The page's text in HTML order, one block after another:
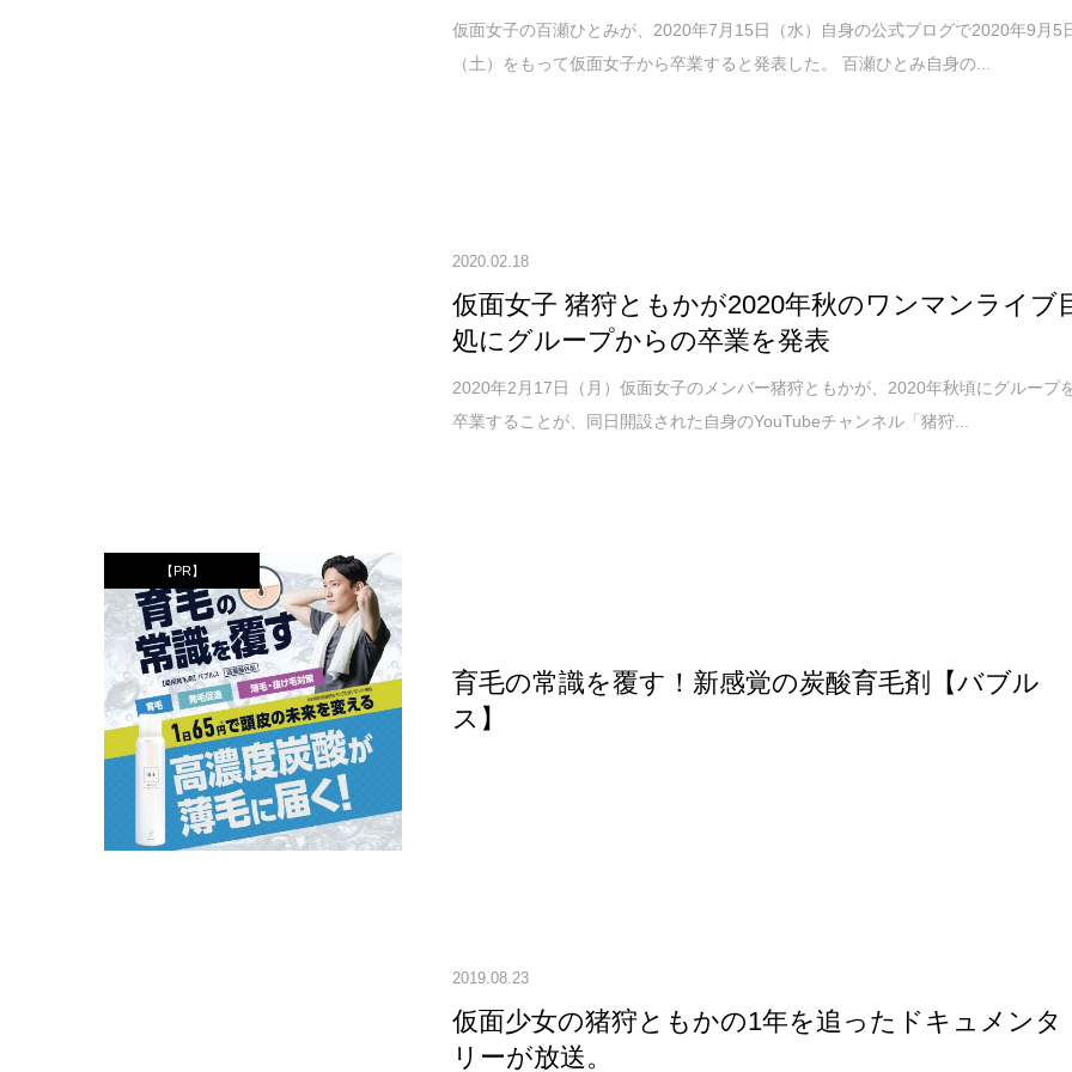
仮面女子の百瀬ひとみが、2020年7月15日（水）自身の公式ブログで2020年9月5
（土）をもって仮面女子から卒業すると発表した。 百瀬ひとみ自身の...
2020.02.18
仮面女子 猪狩ともかが2020年秋のワンマンライブ
処にグループからの卒業を発表
2020年2月17日（月）仮面女子のメンバー猪狩ともかが、2020年秋頃にグループ
卒業することが、同日開設された自身のYouTubeチャンネル「猪狩...
【PR】
育毛の常識を覆す！新感覚の炭酸育毛剤【バブル
ス】
2019.08.23
仮面少女の猪狩ともかの1年を追ったドキュメンタ
リーが放送。